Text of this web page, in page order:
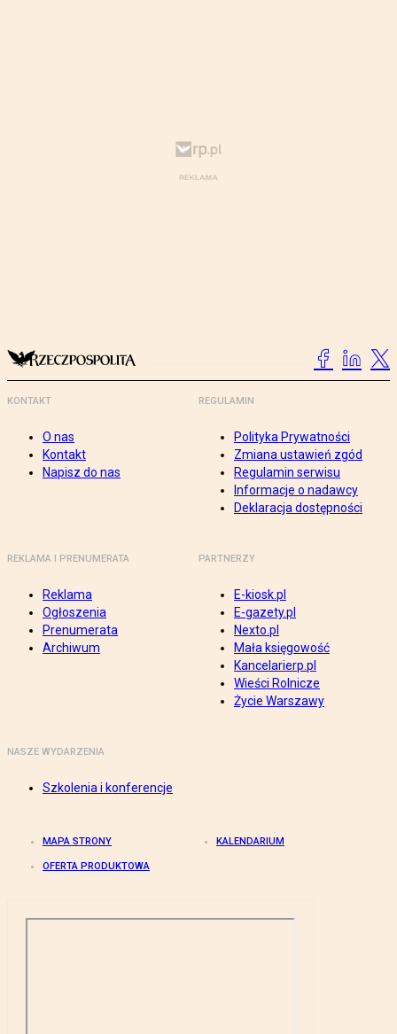
KONTAKT
O nas
Kontakt
Napisz do nas
REGULAMIN
Polityka Prywatności
Zmiana ustawień zgód
Regulamin serwisu
Informacje o nadawcy
Deklaracja dostępności
REKLAMA I PRENUMERATA
Reklama
Ogłoszenia
Prenumerata
Archiwum
PARTNERZY
E-kiosk.pl
E-gazety.pl
Nexto.pl
Mała księgowość
Kancelarierp.pl
Wieści Rolnicze
Życie Warszawy
NASZE WYDARZENIA
Szkolenia i konferencje
MAPA STRONY KALENDARIUM
OFERTA PRODUKTOWA